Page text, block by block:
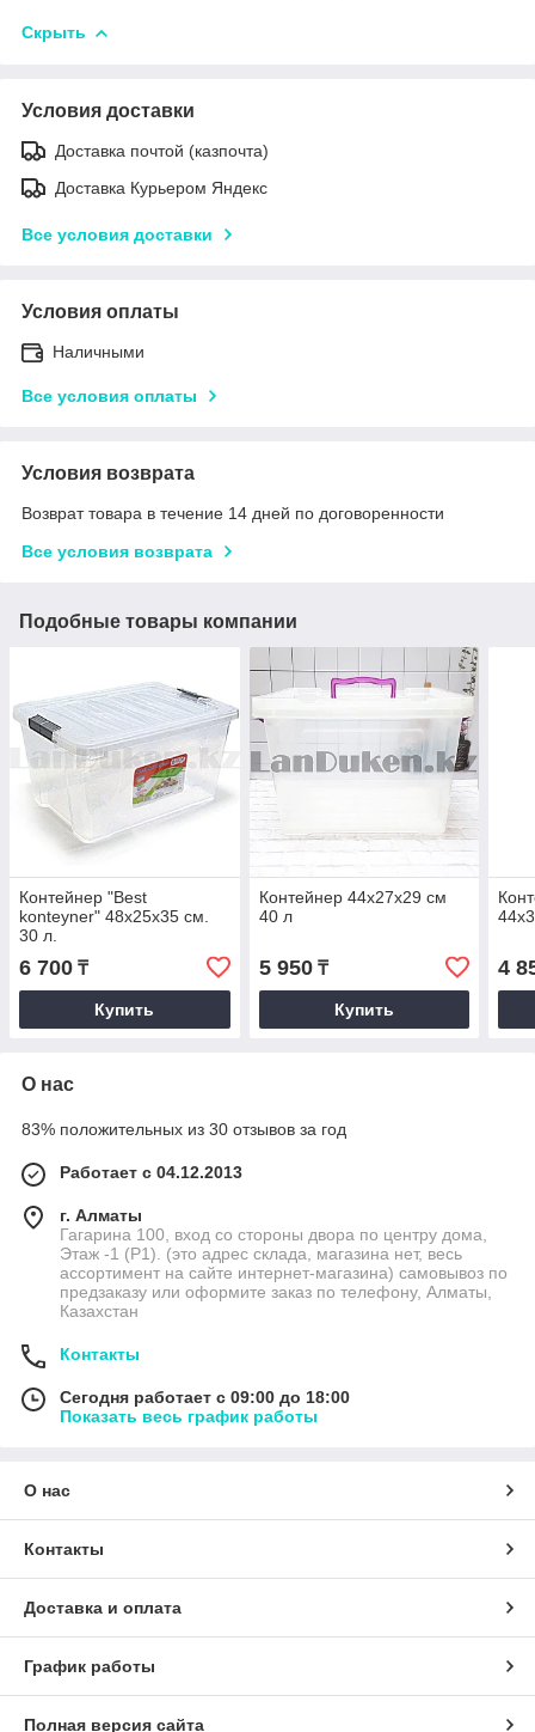
Скрыть
Условия доставки
Доставка почтой (казпочта)
Доставка Курьером Яндекс
Все условия доставки
Условия оплаты
Наличными
Все условия оплаты
Условия возврата
Возврат товара в течение 14 дней по договоренности
Все условия возврата
Подобные товары компании
Контейнер "Best
konteyner" 48х25х35 см.
30 л.
6 700 ₸
Купить
Контейнер 44х27х29 см
40 л
5 950₸
Купить
4
О нас
83% положительных из 30 отзывов за год
Работает с 04.12.2013
г. Алматы
Гагарина 100, вход со стороны двора по центру дома,
Этаж -1 (P1). (это адрес склада, магазина нет, весь
ассортимент на сайте интернет-магазина) самовывоз по
предзаказу или оформите заказ по телефону, Алматы,
Казахстан
Контакты
Сегодня работает с 09:00 до 18:00
Показать весь график работы
О нас
Контакты
Доставка и оплата
График работы
Полная версия сайта